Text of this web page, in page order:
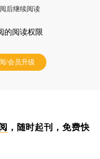
后继续阅读
的阅读权限
/会员升级
，随时起刊，免费快